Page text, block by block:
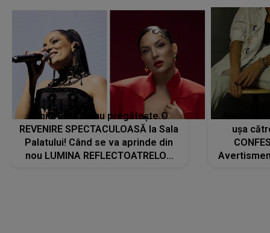
Tania Turtureanu pregătește O
REVENIRE SPECTACULOASĂ la Sala
Palatului! Când se va aprinde din
nou LUMINA REFLECTOATRELOR
ușa